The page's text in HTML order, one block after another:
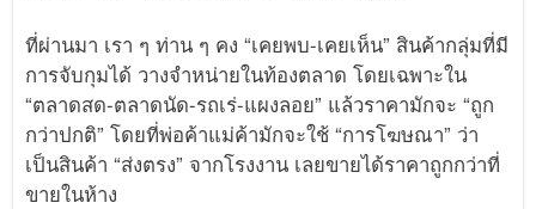
ที่ผ่านมา เรา ๆ ท่าน ๆ คง “เคยพบ-เคยเห็น” สินค้ากลุ่มที่มี
การจับกุมได้ วางจำหน่ายในท้องตลาด โดยเฉพาะใน
“ตลาดสด-ตลาดนัด-รถเร่-แผงลอย” แล้วราคามักจะ “ถูก
กว่าปกติ” โดยที่พ่อค้าแม่ค้ามักจะใช้ “การโฆษณา” ว่า
เป็นสินค้า “ส่งตรง” จากโรงงาน เลยขายได้ราคาถูกกว่าที่
ขายในห้าง